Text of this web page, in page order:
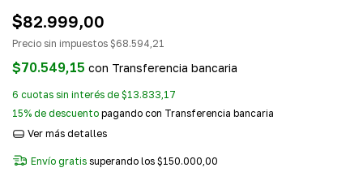
$82.999,00
Precio sin impuestos $68.594,21
$70.549,15 con Transferencia bancaria
6 cuotas sin interés de $13.833,17
15% de descuento pagando con Transferencia bancaria
Ver más detalles
Envío gratis superando los $150.000,00